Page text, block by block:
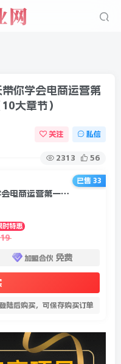
你学会电商运营第
大章节）
关注 私信
2313 56
（1162期）司空电商会30天带你学会电商运营第一阶段：店铺从0开始出单（10大章节）
时特惠
19
加盟合伙 免费
陆后购买，可保存购买订单
已售 33